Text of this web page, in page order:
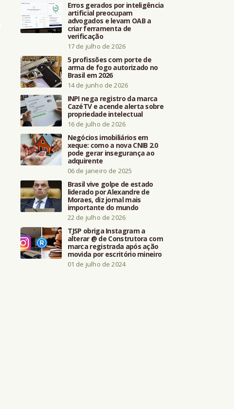
Erros gerados por inteligência
artificial preocupam
advogados e levam OAB a
criar ferramenta de
verificação
17 de julho de 2026
5 profissões com porte de
arma de fogo autorizado no
Brasil em 2026
14 de junho de 2026
INPI nega registro da marca
CazéTV e acende alerta sobre
propriedade intelectual
16 de julho de 2026
Negócios imobiliários em
xeque: como a nova CNIB 2.0
pode gerar insegurança ao
adquirente
06 de janeiro de 2025
Brasil vive golpe de estado
liderado por Alexandre de
Moraes, diz jornal mais
importante do mundo
22 de julho de 2026
TJSP obriga Instagram a
alterar @ de Construtora com
marca registrada após ação
movida por escritório mineiro
01 de julho de 2024